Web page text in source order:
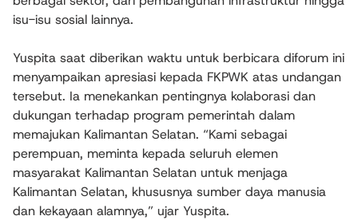
isu-isu sosial lainnya.
Yuspita saat diberikan waktu untuk berbicara diforum ini
menyampaikan apresiasi kepada FKPWK atas undangan
tersebut. Ia menekankan pentingnya kolaborasi dan
dukungan terhadap program pemerintah dalam
memajukan Kalimantan Selatan. “Kami sebagai
perempuan, meminta kepada seluruh elemen
masyarakat Kalimantan Selatan untuk menjaga
Kalimantan Selatan, khususnya sumber daya manusia
dan kekayaan alamnya,” ujar Yuspita.